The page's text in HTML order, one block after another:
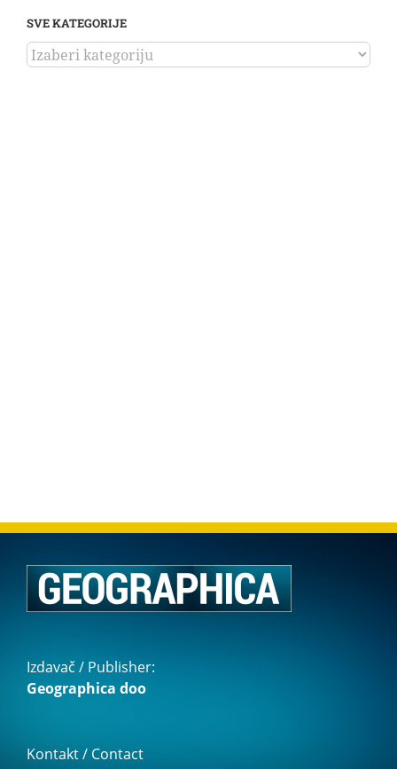
SVE KATEGORIJE
SVE
KATEGORIJE
Izdavač / Publisher:
Geographica doo
Kontakt / Contact